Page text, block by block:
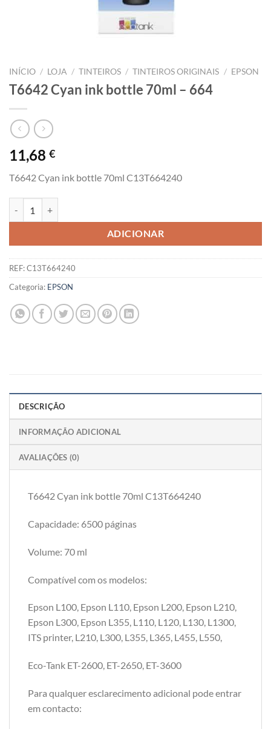
INÍCIO / LOJA / TINTEIROS / TINTEIROS ORIGINAIS / EPSON
T6642 Cyan ink bottle 70ml – 664
11,68 €
T6642 Cyan ink bottle 70ml C13T664240
ADICIONAR
REF:C13T664240
Categoria: EPSON
DESCRIÇÃO
INFORMAÇÃO ADICIONAL
AVALIAÇÕES (0)
T6642 Cyan ink bottle 70ml C13T664240
Capacidade: 6500 páginas
Volume: 70 ml
Compatível com os modelos:
Epson L100, Epson L110, Epson L200, Epson L210,
Epson L300, Epson L355, L110, L120, L130, L1300,
ITS printer, L210, L300, L355, L365, L455, L550,
Eco-Tank ET-2600, ET-2650, ET-3600
Para qualquer esclarecimento adicional pode entrar
em contacto: